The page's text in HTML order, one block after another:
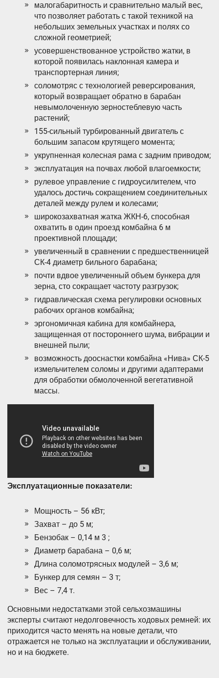
малогабаритность и сравнительно малый вес,
что позволяет работать с такой техникой на
небольших земельных участках и полях со
сложной геометрией;
усовершенствованное устройство жатки, в
которой появилась наклонная камера и
транспортерная линия;
соломотряс с технологией реверсирования,
который возвращает обратно в барабан
невымолоченную зерностеблевую часть
растений;
155-сильный турбированный двигатель с
большим запасом крутящего момента;
укрупненная колесная рама с задним приводом;
эксплуатация на почвах любой влагоемкости;
рулевое управление с гидроусилителем, что
удалось достичь сокращением соединительных
деталей между рулем и колесами;
широкозахватная жатка ЖКН-6, способная
охватить в один проезд комбайна 6 м
проективной площади;
увеличенный в сравнении с предшественницей
СК-4 диаметр бильного барабана;
почти вдвое увеличенный объем бункера для
зерна, сто сокращает частоту разгрузок;
гидравлическая схема регулировки основных
рабочих органов комбайна;
эргономичная кабина для комбайнера,
защищенная от постороннего шума, вибрации и
внешней пыли;
возможность дооснастки комбайна «Нива» СК-5
измельчителем соломы и другими адаптерами
для обработки обмолоченной вегетативной
массы.
Эксплуатационные показатели:
Мощность – 56 кВт;
Захват – до 5 м;
Бензобак – 0,14 м 3 ;
Диаметр барабана – 0,6 м;
Длина соломотрясных модулей – 3,6 м;
Бункер для семян – 3 т;
Вес – 7,4 т.
Основными недостатками этой сельхозмашины
эксперты считают недолговечность ходовых ремней: их
приходится часто менять на новые детали, что
отражается не только на эксплуатации и обслуживании,
но и на бюджете.